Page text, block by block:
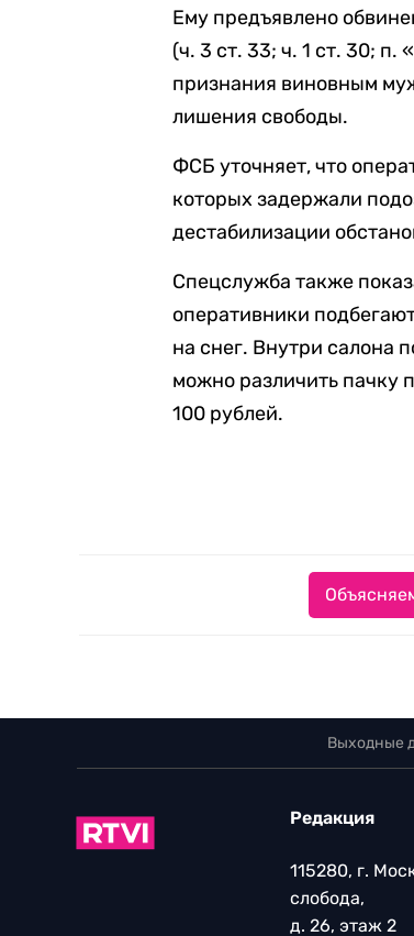
Ему предъявлено
(ч. 3 ст. 33; ч. 1 ст. 30;
признания виновным
лишения свободы.
ФСБ уточняет, что
которых задержали
дестабилизации
Спецслужба также
оперативники
на снег. Внутри салона
можно различить пачку
100 рублей.
Выходные
Редакция
115280, г.
слобода,
д. 26, этаж 2